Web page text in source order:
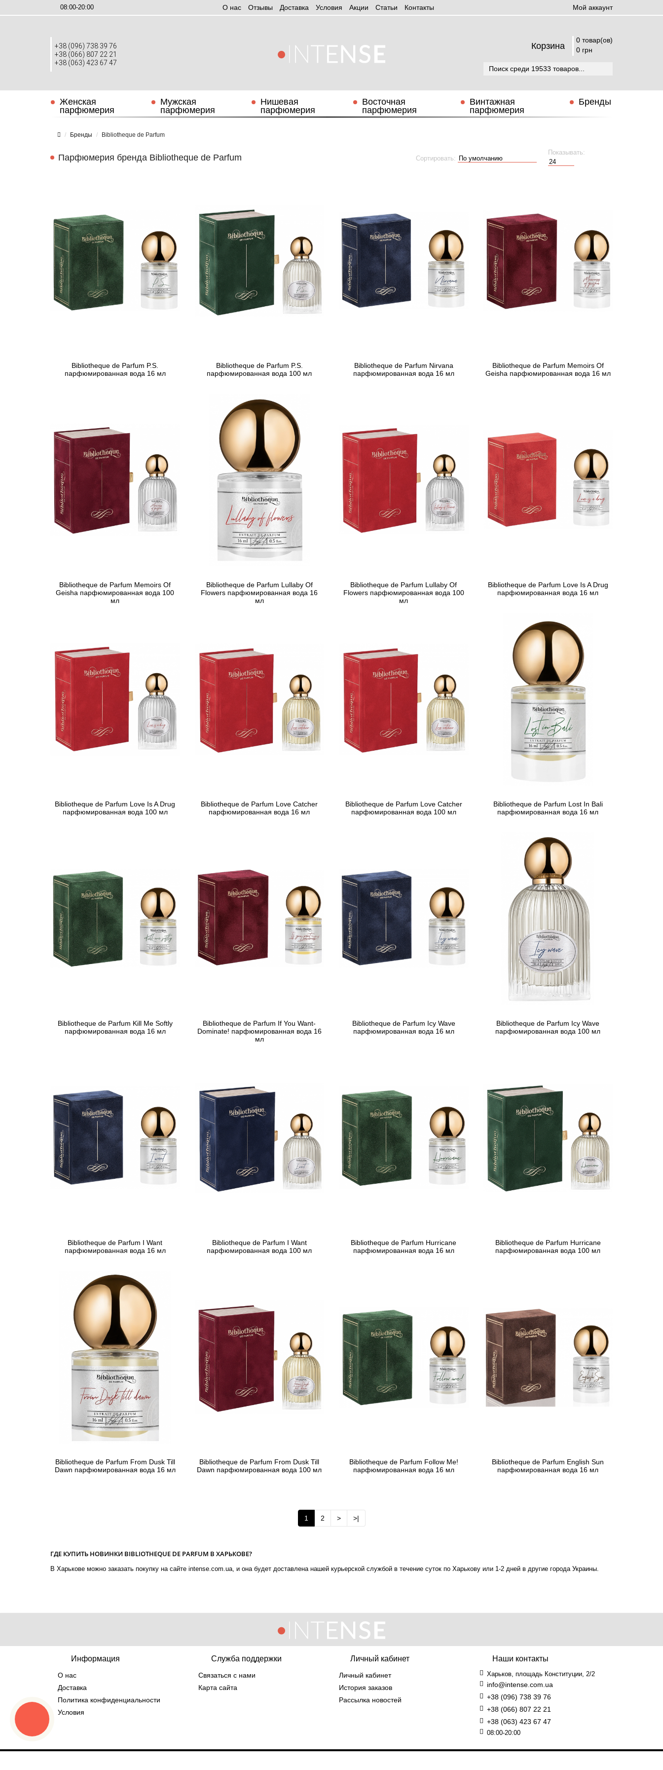
08:00-20:00 О нас Отзывы Доставка Условия Aкции Статьи Контакты Мой аккаунт
+38 (096) 738 39 76
+38 (066) 807 22 21
+38 (063) 423 67 47
Корзина
0 товар(ов)
0 грн
Женская
парфюмерия
Мужская
парфюмерия
Нишевая
парфюмерия
Восточная
парфюмерия
Винтажная
парфюмерия
Бренды
Бренды Bibliotheque de Parfum
Парфюмерия бренда Bibliotheque de Parfum Сортировать:
Показывать:
Bibliotheque de Parfum P.S.
парфюмированная вода 16 мл
Bibliotheque de Parfum P.S.
парфюмированная вода 100 мл
Предзаказ
Bibliotheque de Parfum Nirvana
парфюмированная вода 16 мл
Bibliotheque de Parfum Memoirs Of
Geisha парфюмированная вода 16 мл
Bibliotheque de Parfum Memoirs Of
Geisha парфюмированная вода 100
мл
Bibliotheque de Parfum Lullaby Of
Flowers парфюмированная вода 16
мл
Bibliotheque de Parfum Lullaby Of
Flowers парфюмированная вода 100
мл
Bibliotheque de Parfum Love Is A Drug
парфюмированная вода 16 мл
Предзаказ
Bibliotheque de Parfum Love Is A Drug
парфюмированная вода 100 мл
Bibliotheque de Parfum Love Catcher
парфюмированная вода 16 мл
Bibliotheque de Parfum Love Catcher
парфюмированная вода 100 мл
Bibliotheque de Parfum Lost In Bali
парфюмированная вода 16 мл
Предзаказ
Bibliotheque de Parfum Kill Me Softly
парфюмированная вода 16 мл
Bibliotheque de Parfum If You Want-
Dominate! парфюмированная вода 16
мл
Bibliotheque de Parfum Icy Wave
парфюмированная вода 16 мл
Bibliotheque de Parfum Icy Wave
парфюмированная вода 100 мл
Bibliotheque de Parfum I Want
парфюмированная вода 16 мл
Предзаказ
Bibliotheque de Parfum I Want
парфюмированная вода 100 мл
Bibliotheque de Parfum Hurricane
парфюмированная вода 16 мл
Bibliotheque de Parfum Hurricane
парфюмированная вода 100 мл
Bibliotheque de Parfum From Dusk Till
Dawn парфюмированная вода 16 мл
Bibliotheque de Parfum From Dusk Till
Dawn парфюмированная вода 100 мл
Bibliotheque de Parfum Follow Me!
парфюмированная вода 16 мл
Bibliotheque de Parfum English Sun
парфюмированная вода 16 мл
1 2 > >|
ГДЕ КУПИТЬ НОВИНКИ BIBLIOTHEQUE DE PARFUM В ХАРЬКОВЕ?
В Харькове можно заказать покупку на сайте intense.com.ua, и она будет доставлена нашей курьерской службой в течение суток по Харькову или 1-2 дней в другие города Украины.
Информация
О нас
Доставка
Политика конфиденциальности
Условия
Служба поддержки
Связаться с нами
Карта сайта
Личный кабинет
Личный кабинет
История заказов
Рассылка новостей
Наши контакты
Харьков, площадь Конституции, 2/2
info@intense.com.ua
+38 (096) 738 39 76
+38 (066) 807 22 21
+38 (063) 423 67 47
08:00-20:00